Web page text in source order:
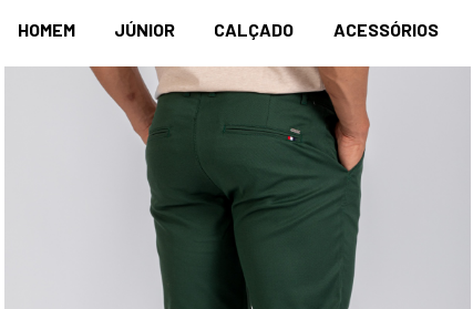
HOMEM JÚNIOR CALÇADO ACESSÓRIOS